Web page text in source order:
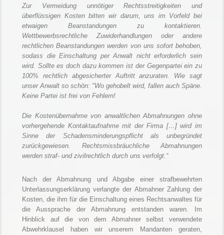
Zur Vermeidung unnötiger Rechtsstreitigkeiten und
überflüssigen Kosten bitten wir darum, uns im Vorfeld bei
etwaigen Beanstandungen zu kontaktieren.
Wettbewerbsrechtliche Zuwiderhandlungen oder andere
rechtlichen Beanstandungen werden von uns sofort behoben,
sodass die Einschaltung per Anwalt nicht erforderlich sein
wird. Sollte es doch dazu kommen ist der Gegenpartei ein zu
100% rechtlich abgesicherter Auftritt anzuraten. Wie sagt
unser Anwalt so schön: "Wo gehobelt wird, fallen auch Späne.
Keine Partei ist frei von Fehlern!
Die Kostenübernahme von anwaltlichen Abmahnungen ohne
vorhergehende Kontaktaufnahme mit der Firma […] wird im
Sinne der Schadensminderungspflicht als unbegründet
zurückgewiesen. Rechtsmissbräuchliche Abmahnungen
werden straf- und zivilrechtlich durch uns verfolgt.“
Nach der Abmahnung und Abgabe einer strafbewehrten
Unterlassungserklärung verlangte der Abmahner Zahlung der
Kosten, die ihm für die Einschaltung eines Rechtsanwaltes für
die Aussprache der Abmahnung entstanden waren. Im
Hinblick auf die von dem Abmahner selbst verwendete
Abwehrklausel haben wir unserem Mandanten geraten,